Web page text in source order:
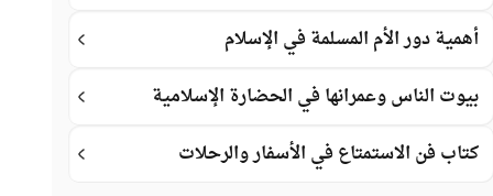
أهمية دور الأم المسلمة في الإسلام
بيوت الناس وعمرانها في الحضارة الإسلامية
كتاب فن الاستمتاع في الأسفار والرحلات